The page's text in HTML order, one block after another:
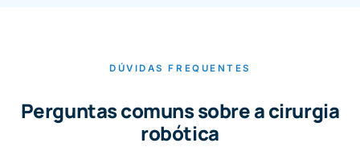
DÚVIDAS FREQUENTES
Perguntas comuns sobre a cirurgia
robótica